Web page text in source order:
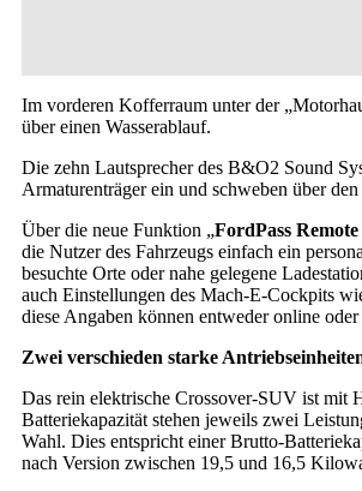
Im vorderen Kofferraum unter der
über einen Wasserablauf.
Die zehn Lautsprecher des B&O2 Sound
Armaturenträger ein und schweben über
Über die neue Funktion „FordPass
die Nutzer des Fahrzeugs einfach ein
besuchte Orte oder nahe gelegene
auch Einstellungen des Mach-E-Cockpits
diese Angaben können entweder online
Zwei verschieden starke
Das rein elektrische Crossover-SUV ist
Batteriekapazität stehen jeweils zwei
Wahl. Dies entspricht einer Brutto-
nach Version zwischen 19,5 und 16,5